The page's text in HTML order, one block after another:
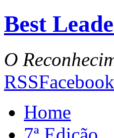
Best
O
RSSFacebook
Home